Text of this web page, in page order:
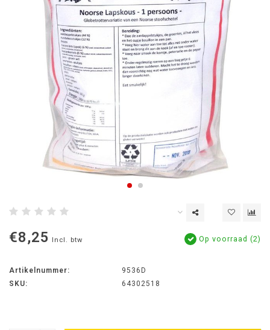
€8,25 Incl. btw Op voorraad (2)
Artikelnummer:
9536D
SKU:
64302518